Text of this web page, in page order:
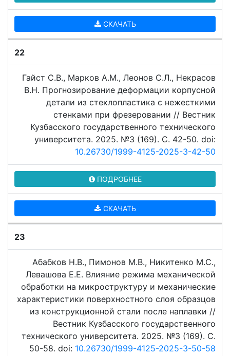
СКАЧАТЬ
22
Гайст С.В., Марков А.М., Леонов С.Л., Некрасов
В.Н. Прогнозирование деформации корпусной
детали из стеклопластика с нежесткими
стенками при фрезеровании // Вестник
Кузбасского государственного технического
университета. 2025. №3 (169). C. 42-50. doi:
10.26730/1999-4125-2025-3-42-50
ПОДРОБНЕЕ
СКАЧАТЬ
23
Абабков Н.В., Пимонов М.В., Никитенко М.С.,
Левашова Е.Е. Влияние режима механической
обработки на микроструктуру и механические
характеристики поверхностного слоя образцов
из конструкционной стали после наплавки //
Вестник Кузбасского государственного
технического университета. 2025. №3 (169). C.
50-58. doi: 10.26730/1999-4125-2025-3-50-58